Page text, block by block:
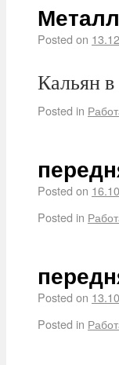
Posted on
Кальян
Posted in
Posted on
Posted in
Posted on
Posted in